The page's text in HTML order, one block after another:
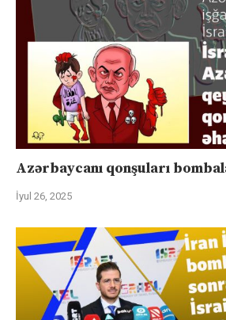
Azərbaycanı qonşuları
İyul 26, 2025